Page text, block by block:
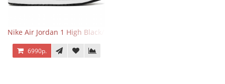
Nike Air Jordan 1 High Black/White
6990р.